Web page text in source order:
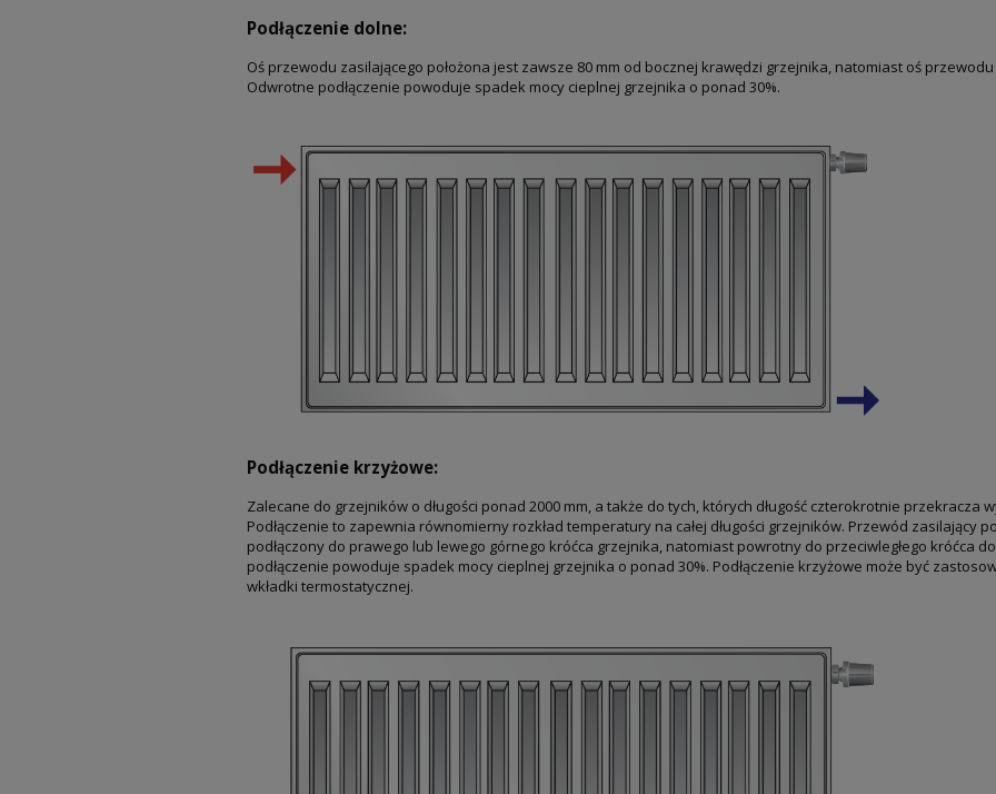
Podłączenie dolne:
Oś przewodu zasilającego położona jest zawsze 80 mm od bocznej krawędzi grzejnika, natomiast oś
Odwrotne podłączenie powoduje spadek mocy cieplnej grzejnika o ponad 30%.
Podłączenie krzyżowe:
Zalecane do grzejników o długości ponad 2000 mm, a także do tych, których długość czterokrotnie przekracza
Podłączenie to zapewnia równomierny rozkład temperatury na całej długości grzejników. Przewód zasilający
podłączony do prawego lub lewego górnego króćca grzejnika, natomiast powrotny do przeciwległego króćca
podłączenie powoduje spadek mocy cieplnej grzejnika o ponad 30%. Podłączenie krzyżowe może być
wkładki termostatycznej.